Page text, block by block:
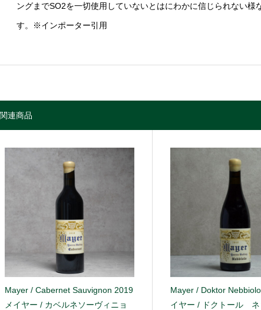
ングまでSO2を一切使用していないとはにわかに信じられない
す。※インポーター引用
連商品
Mayer / Cabernet Sauvignon 2019
メイヤー / カベルネソーヴィニョ
Mayer / Doktor
イヤー / ドクトール ネ